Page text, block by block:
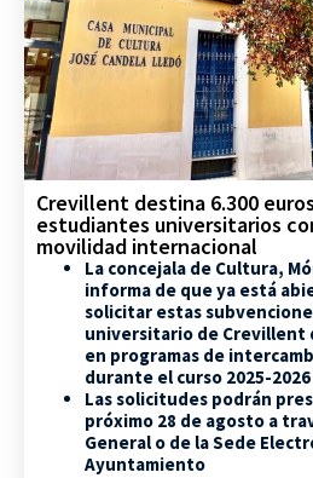
Crevillent destina 6.300
estudiantes universitarios
movilidad internacional
La concejala de Cultura,
informa de que ya está
solicitar estas
universitario de Crevillent
en programas de
durante el curso 2025-2026
Las solicitudes podrán
próximo 28 de agosto a
General o de la Sede
Ayuntamiento